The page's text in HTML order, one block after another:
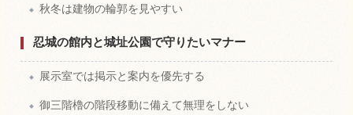
秋冬は建物の輪郭を見やすい
忍城の館内と城址公園で守りたいマナー
展示室では掲示と案内を優先する
御三階櫓の階段移動に備えて無理をしない